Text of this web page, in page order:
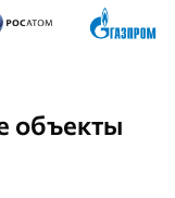
объекты